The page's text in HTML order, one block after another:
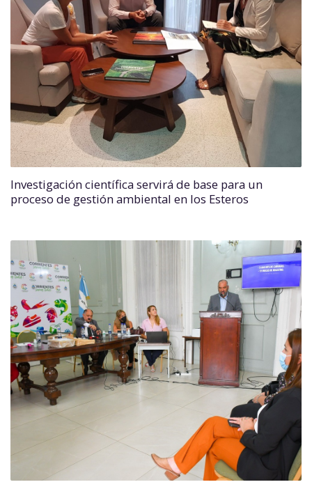
Investigación científica servirá de base para un
proceso de gestión ambiental en los Esteros